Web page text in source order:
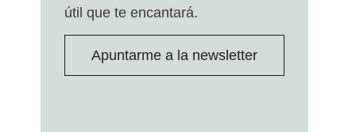
útil que te encantará.
Apuntarme a la newsletter